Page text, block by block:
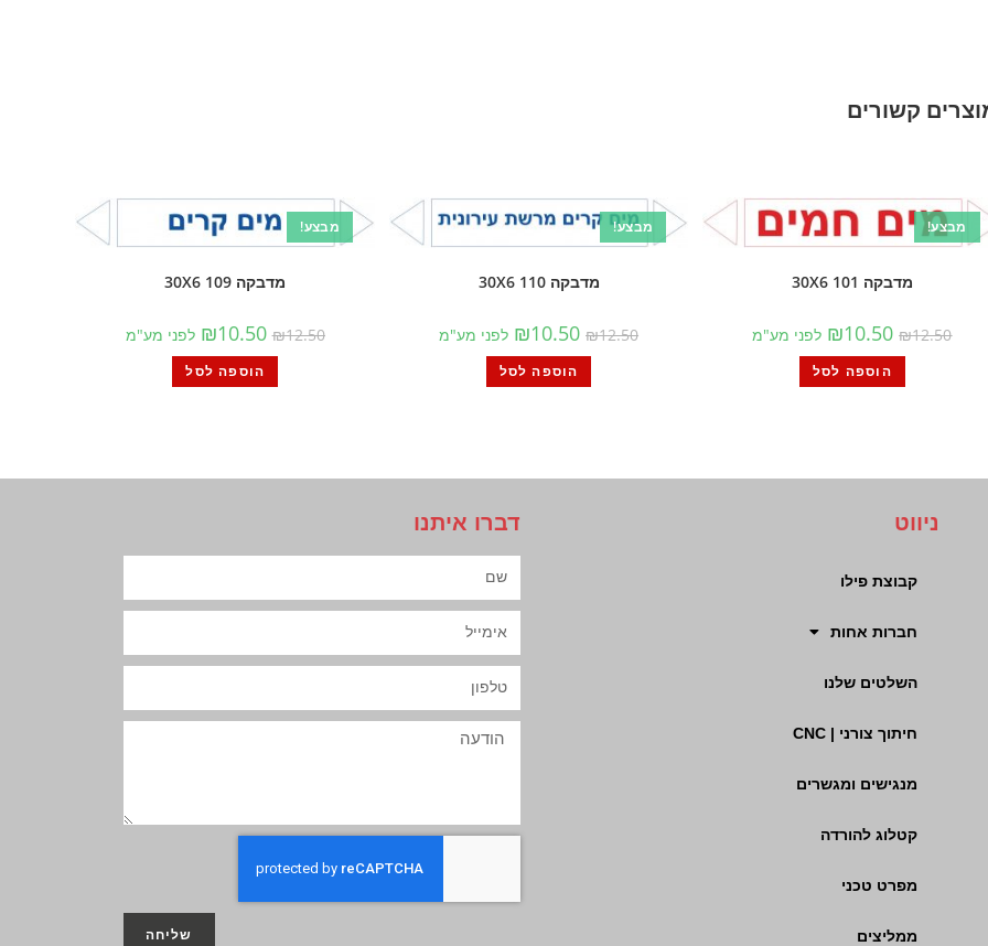
קשורים
מבצע!
מדבקה 101 30X6
₪12.50
₪10.50 לפני מע"מ
הוספה לסל
מבצע!
מדבקה 110 30X6
₪12.50
₪10.50 לפני מע"מ
הוספה לסל
מבצע!
מדבקה 109 30X6
₪12.50
₪10.50 לפני מע"מ
הוספה לסל
ניווט
קבוצת פילו
חברות אחות
השלטים שלנו
חיתוך צורני | CNC
מנגישים ומגשרים
קטלוג להורדה
מפרט טכני
ממליצים
דברו איתנו
שליחה